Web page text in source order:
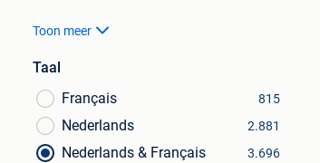
Toon meer
Taal
Français
815
Nederlands 2.881
Nederlands & Français 3.696